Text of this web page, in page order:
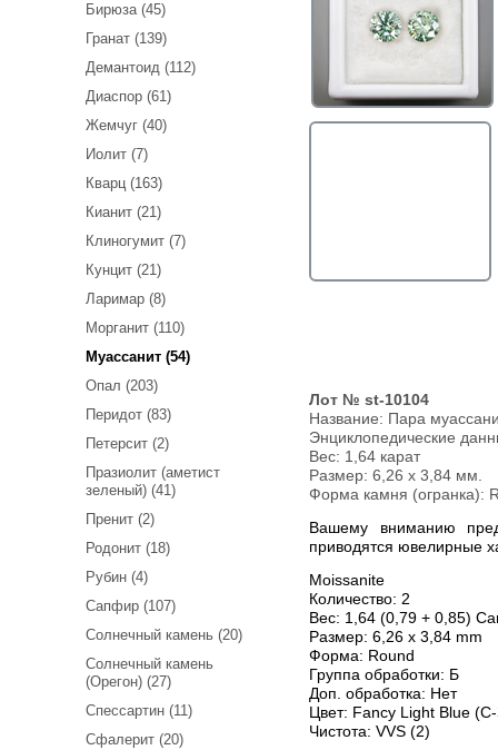
Бирюза (45)
Гранат (139)
Демантоид (112)
Диаспор (61)
Жемчуг (40)
Иолит (7)
Кварц (163)
Кианит (21)
Клиногумит (7)
Кунцит (21)
Ларимар (8)
Морганит (110)
Муассанит (54)
Опал (203)
Перидот (83)
Петерсит (2)
Празиолит (аметист
зеленый) (41)
Пренит (2)
Родонит (18)
Рубин (4)
Сапфир (107)
Солнечный камень (20)
Солнечный камень
(Орегон) (27)
Спессартин (11)
Сфалерит (20)
Лот № st-10104
Название: Пара
Энциклопедические
Вес: 1,64 карат
Размер: 6,26 x 3,84 мм.
Форма камня (огранка):
Вашему вниманию предлагается пара муассанитов! Ниже
приводятся ювелирные
Moissanite
Количество: 2
Вес: 1,64 (0,79 + 0,85)
Размер: 6,26 х 3,84 mm
Форма: Round
Группа обработки: Б
Доп. обработка: Нет
Цвет: Fancy Light Blue (С-
Чистота: VVS (2)